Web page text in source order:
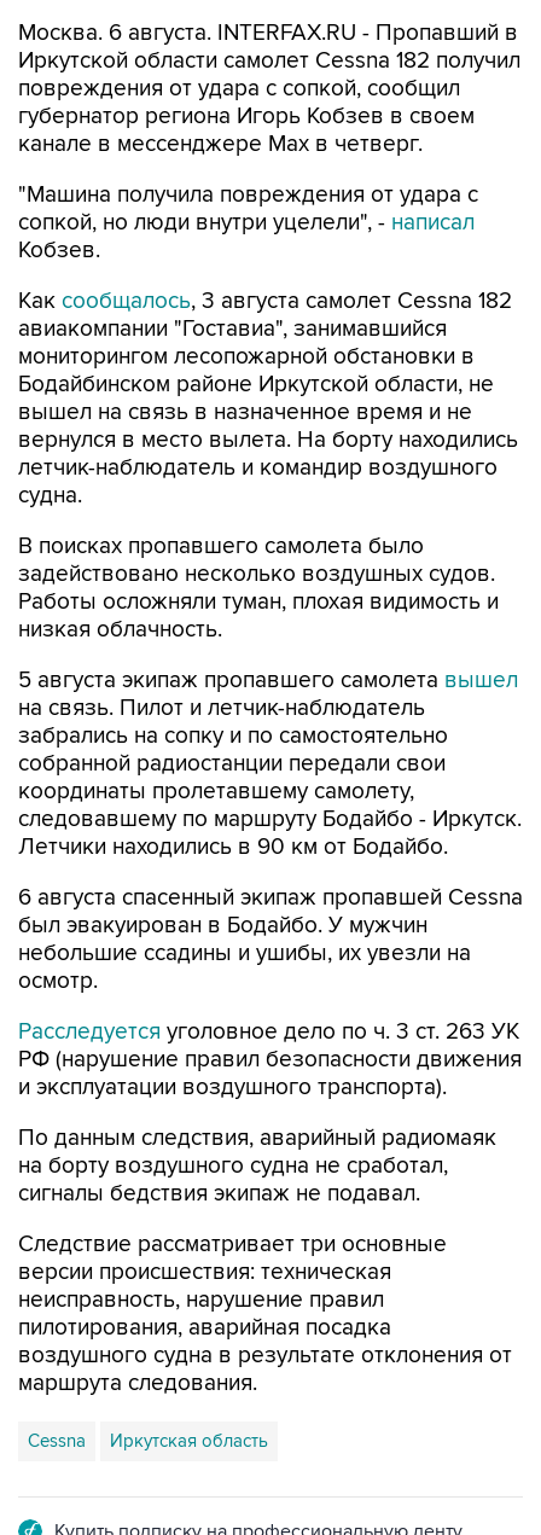
Москва. 6 августа. INTERFAX.RU - Пропавший в
Иркутской области самолет Cessna 182 получил
повреждения от удара с сопкой, сообщил
губернатор региона Игорь Кобзев в своем
канале в мессенджере Мах в четверг.
"Машина получила повреждения от удара с
сопкой, но люди внутри уцелели", - написал
Кобзев.
Как сообщалось, 3 августа самолет Cessna 182
авиакомпании "Гоставиа", занимавшийся
мониторингом лесопожарной обстановки в
Бодайбинском районе Иркутской области, не
вышел на связь в назначенное время и не
вернулся в место вылета. На борту находились
летчик-наблюдатель и командир воздушного
судна.
В поисках пропавшего самолета было
задействовано несколько воздушных судов.
Работы осложняли туман, плохая видимость и
низкая облачность.
5 августа экипаж пропавшего самолета вышел
на связь. Пилот и летчик-наблюдатель
забрались на сопку и по самостоятельно
собранной радиостанции передали свои
координаты пролетавшему самолету,
следовавшему по маршруту Бодайбо - Иркутск.
Летчики находились в 90 км от Бодайбо.
6 августа спасенный экипаж пропавшей Cessna
был эвакуирован в Бодайбо. У мужчин
небольшие ссадины и ушибы, их увезли на
осмотр.
Расследуется уголовное дело по ч. 3 ст. 263 УК
РФ (нарушение правил безопасности движения
и эксплуатации воздушного транспорта).
По данным следствия, аварийный радиомаяк
на борту воздушного судна не сработал,
сигналы бедствия экипаж не подавал.
Следствие рассматривает три основные
версии происшествия: техническая
неисправность, нарушение правил
пилотирования, аварийная посадка
воздушного судна в результате отклонения от
маршрута следования.
Cessna Иркутская область